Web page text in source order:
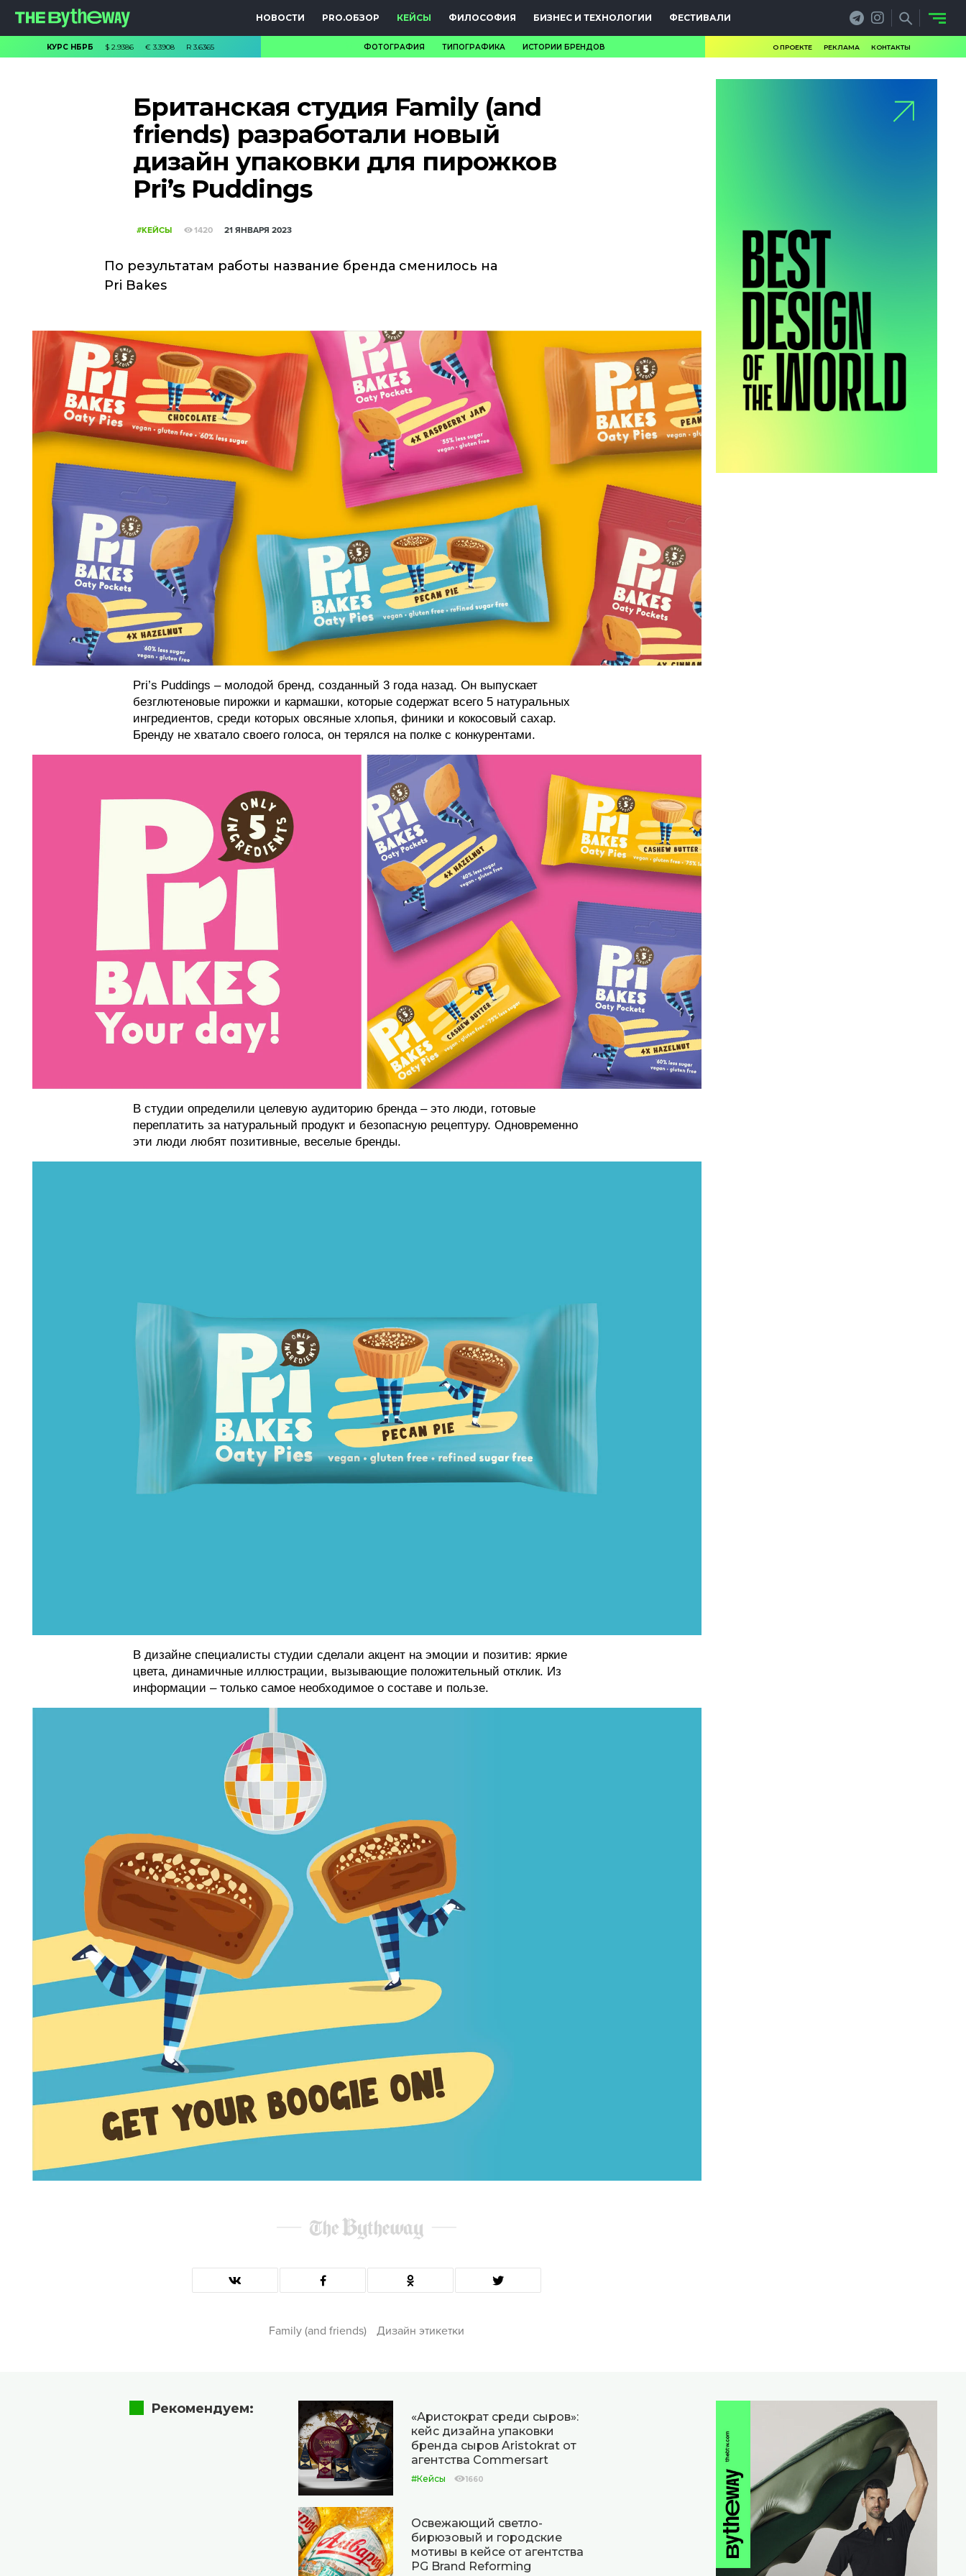
НОВОСТИ PRO.ОБЗОР КЕЙСЫ ФИЛОСОФИЯ БИЗНЕС И ТЕХНОЛОГИИ ФЕСТИВАЛИ
КУРС НБРБ $2.9386 € 3.3908 R3.6365 ФОТОГРАФИЯ ТИПОГРАФИКА ИСТОРИИ БРЕНДОВ О ПРОЕКТЕ РЕКЛАМА КОНТАКТЫ
Британская студия Family (and
friends) разработали новый
дизайн упаковки для пирожков
Pri’s Puddings
#КЕЙСЫ 1420 21 ЯНВАРЯ 2023
По результатам работы название бренда сменилось на
Pri Bakes
Pri’s Puddings – молодой бренд, созданный 3 года назад. Он выпускает
безглютеновые пирожки и кармашки, которые содержат всего 5 натуральных
ингредиентов, среди которых овсяные хлопья, финики и кокосовый сахар.
Бренду не хватало своего голоса, он терялся на полке с конкурентами.
В студии определили целевую аудиторию бренда – это люди, готовые
переплатить за натуральный продукт и безопасную рецептуру. Одновременно
эти люди любят позитивные, веселые бренды.
В дизайне специалисты студии сделали акцент на эмоции и позитив: яркие
цвета, динамичные иллюстрации, вызывающие положительный отклик. Из
информации – только самое необходимое о составе и пользе.
Family (and friends) Дизайн этикетки
Рекомендуем:
«Аристократ среди сыров»:
кейс дизайна упаковки
бренда сыров Aristokrat от
агентства Commersart
#Кейсы 1660
Освежающий светло-
бирюзовый и городские
мотивы в кейсе от агентства
PG Brand Reforming
PRO.ОБЗОР
КЕЙСЫ
ФИЛОСОФИЯ
ТЕХНОЛОГИИ
ФОТОГРАФИЯ
ТИПОГРАФИКА
ИСТОРИИ БРЕНДОВ
О ПРОЕКТЕ
РЕКЛАМА
КОНТАКТЫ